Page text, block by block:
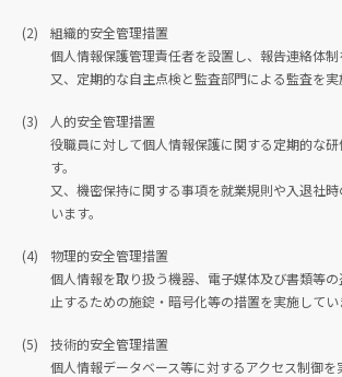
(2)
組織的安全管理措置
個人情報保護管理責任者を設置し、報告連絡体制
又、定期的な自主点検と監査部門による監査を実
(3)
人的安全管理措置
役職員に対して個人情報保護に関する定期的な
す。
又、機密保持に関する事項を就業規則や入退社
います。
(4)
物理的安全管理措置
個人情報を取り扱う機器、電子媒体及び書類等
止するための施錠・暗号化等の措置を実施してい
(5)
技術的安全管理措置
個人情報データベース等に対するアクセス制御を